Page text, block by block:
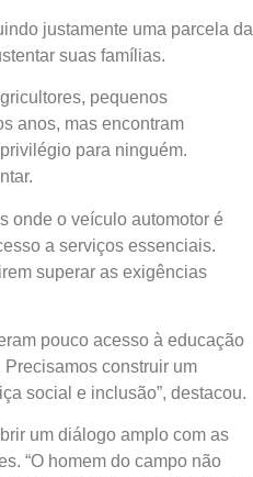
justamente uma parcela da
suas famílias.
pequenos
anos, mas encontram
para ninguém.
onde o veículo automotor é
a serviços essenciais.
superar as exigências
pouco acesso à educação
construir um
social e inclusão”, destacou.
um diálogo amplo com as
“O homem do campo não